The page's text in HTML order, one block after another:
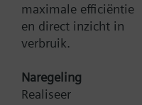
Documenten
maximale efficiëntie
en direct inzicht in
verbruik.
Naregeling
Realiseer
Contact